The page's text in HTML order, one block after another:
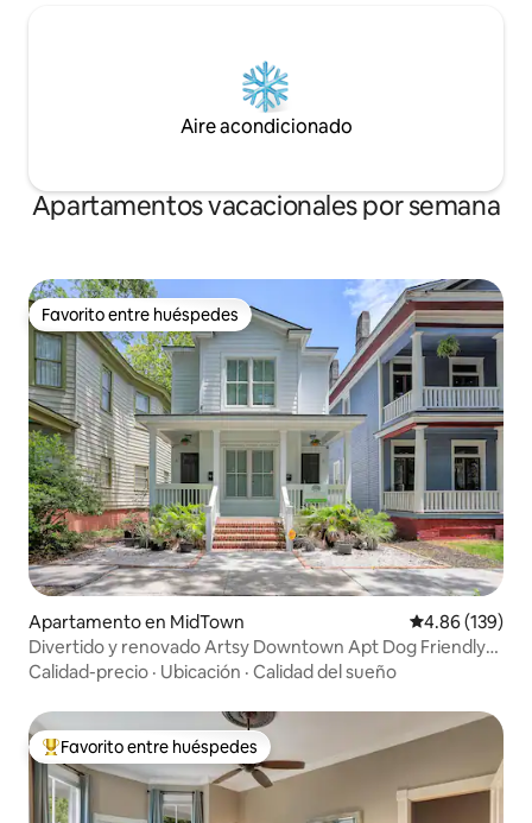
Aire acondicionado
Apartamentos vacacionales por semana
Favorito entre huéspedes
Favorito entre huéspedes
Apartamento en MidTown Calificación
4.86 (139)
Divertido y renovado Artsy Downtown Apt Dog Friendly
wi
Calidad-precio · Ubicación · Calidad del sueño
Favorito entre huéspedes preferido
Favorito entre huéspedes